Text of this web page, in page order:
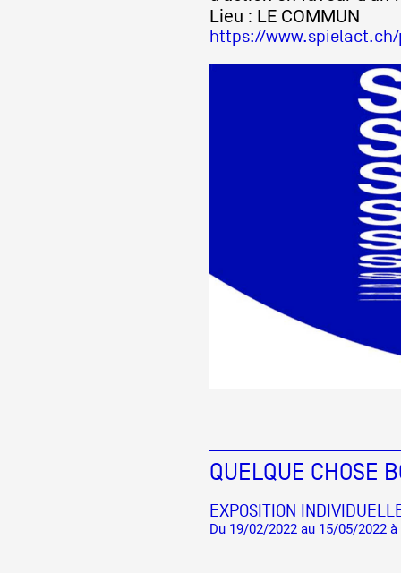
Année par année
Lieu : LE COMMUN
https://
QUELQUE CHOSE
EXPOSITION
Du 19/02/2022 au 15/05/2022